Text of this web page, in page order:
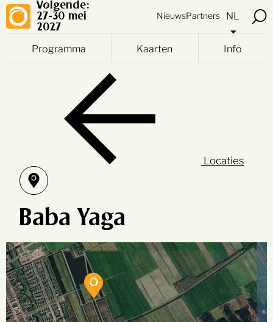
Volgende:
27-30 mei
2027
Programma Kaarten Info
NieuwsPartners NL
Locaties
Baba Yaga